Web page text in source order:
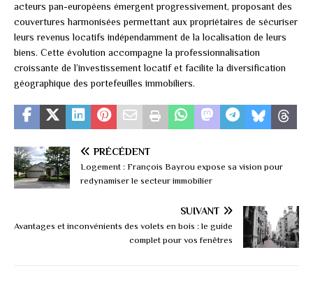
acteurs pan-européens émergent progressivement, proposant des
couvertures harmonisées permettant aux propriétaires de sécuriser
leurs revenus locatifs indépendamment de la localisation de leurs
biens. Cette évolution accompagne la professionnalisation
croissante de l’investissement locatif et facilite la diversification
géographique des portefeuilles immobiliers.
PRÉCÉDENT
Logement : François Bayrou expose sa vision pour
redynamiser le secteur immobilier
SUIVANT
Avantages et inconvénients des volets en bois : le guide
complet pour vos fenêtres